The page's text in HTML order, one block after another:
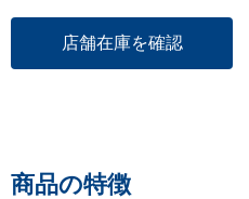
店舗在庫を確認
商品の特徴